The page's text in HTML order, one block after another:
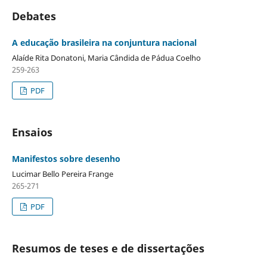
Debates
A educação brasileira na conjuntura nacional
Alaíde Rita Donatoni, Maria Cândida de Pádua Coelho
259-263
PDF
Ensaios
Manifestos sobre desenho
Lucimar Bello Pereira Frange
265-271
PDF
Resumos de teses e de dissertações